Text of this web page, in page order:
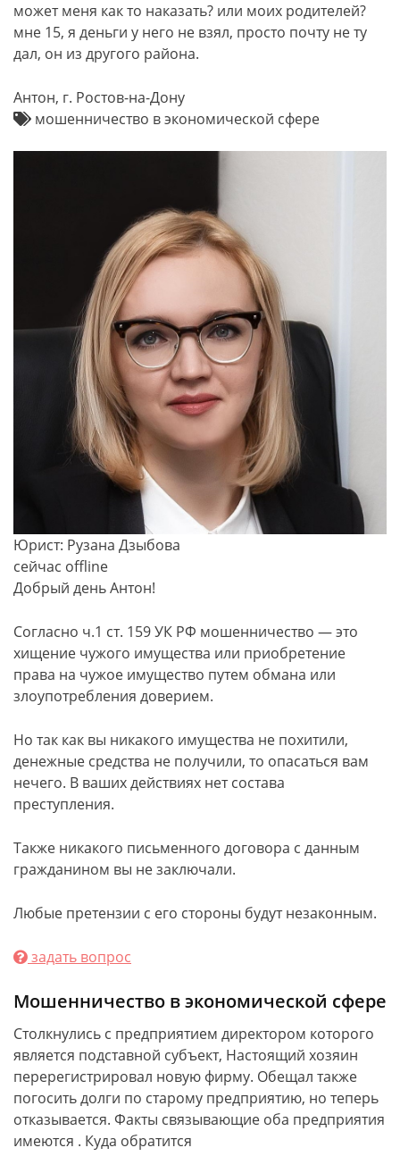
может меня как то наказать? или моих родителей?
мне 15, я деньги у него не взял, просто почту не ту
дал, он из другого района.
Антон, г. Ростов-на-Дону
мошенничество в экономической сфере
Юрист: Рузана Дзыбова
сейчас offline
Добрый день Антон!
Согласно ч.1 ст. 159 УК РФ мошенничество — это
хищение чужого имущества или приобретение
права на чужое имущество путем обмана или
злоупотребления доверием.
Но так как вы никакого имущества не похитили,
денежные средства не получили, то опасаться вам
нечего. В ваших действиях нет состава
преступления.
Также никакого письменного договора с данным
гражданином вы не заключали.
Любые претензии с его стороны будут незаконным.
задать вопрос
Мошенничество в экономической сфере
Столкнулись с предприятием директором которого
является подставной субъект, Настоящий хозяин
перерегистрировал новую фирму. Обещал также
погосить долги по старому предприятию, но теперь
отказывается. Факты связывающие оба предприятия
имеются . Куда обратится